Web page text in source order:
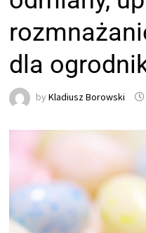
dla
byKladiusz Borowski